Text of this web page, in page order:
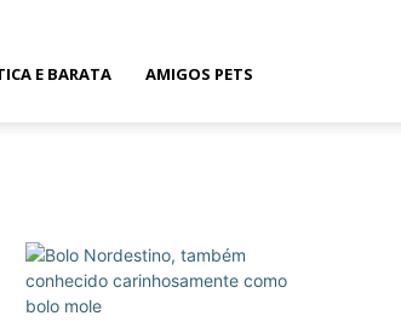
E BARATA AMIGOS PETS